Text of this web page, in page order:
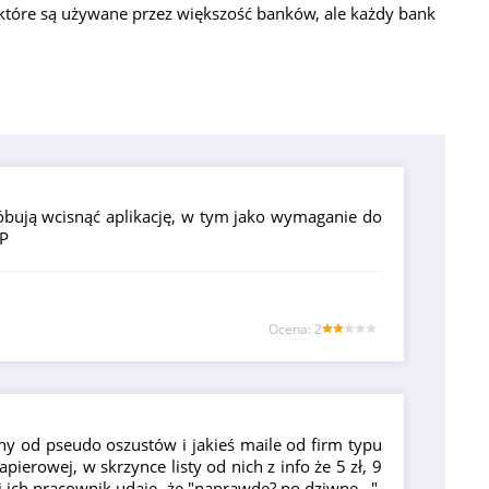
są używane przez większość banków, ale każdy bank
wcisnąć aplikację, w tym jako wymaganie do
Оcena: 2
od pseudo oszustów i jakieś maile od firm typu
w skrzynce listy od nich z info że 5 zł, 9